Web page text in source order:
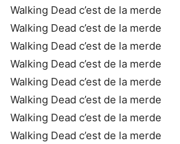
Walking Dead c’est de la merde
Walking Dead c’est de la merde
Walking Dead c’est de la merde
Walking Dead c’est de la merde
Walking Dead c’est de la merde
Walking Dead c’est de la merde
Walking Dead c’est de la merde
Walking Dead c’est de la merde